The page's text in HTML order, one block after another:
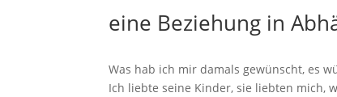
eine Beziehung in
Was hab ich mir damals gewünscht, es
Ich liebte seine Kinder, sie liebten mich,